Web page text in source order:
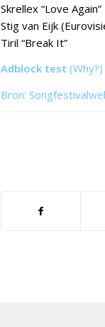
Skrellex “Love Again”
Stig van Eijk
Tiril “Break It”
Adblock test (Why?)
Bron: